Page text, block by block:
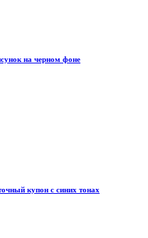
на черном фоне
купон с синих тонах